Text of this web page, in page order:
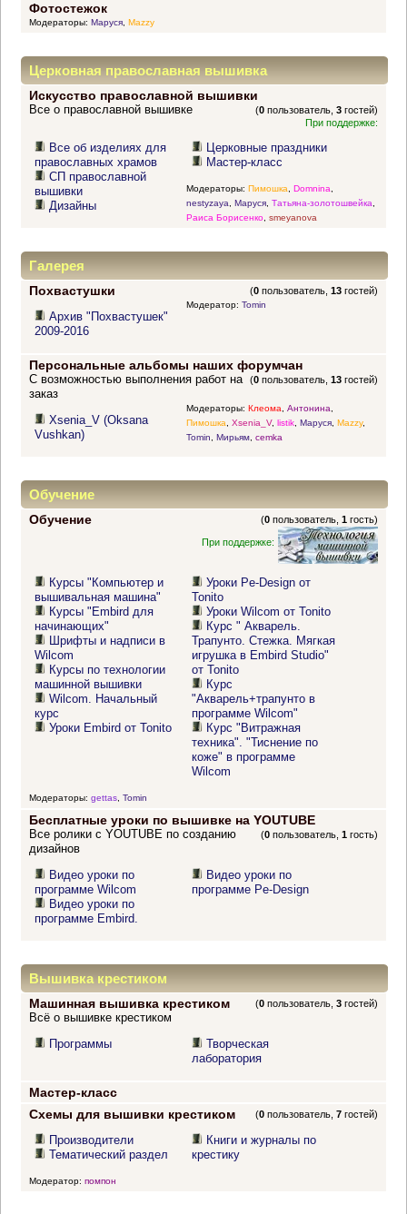
Фотостежок
Модераторы: Маруся, Mazzy
Церковная православная вышивка
Искусство православной вышивки
(0 пользователь,3 гостей)
Все о православной вышивке
При поддержке:
Все об изделиях для
православных храмов
СП православной
вышивки
Дизайны
Церковные праздники
Мастер-класс
Модераторы: Пимошка Domnina
nestyzaya
Маруся, Татьяна-золотошвейка
Раиса Борисенко, smeyanova
Галерея
Похвастушки (0 пользователь,13 гостей)
Архив "Похвастушек"
2009-2016
Модератор: Tomin
Персональные альбомы наших форумчан
(0 пользователь,13 гостей)
С возможностью выполнения работ на
заказ
Xsenia_V (Oksana
Vushkan)
Модераторы: Клеома, Антонина,
Пимошка, Xsenia_V, listik, Маруся, Mazzy,
Tomin, Мирьям, cemka
Обучение
Обучение (0 пользователь,1 гость)
При поддержке:
Курсы "Компьютер и
вышивальная машина"
Курсы "Embird для
начинающих"
Шрифты и надписи в
Wilcom
Курсы по технологии
машинной вышивки
Wilcom. Начальный
курс
Уроки Embird от Tonito
Уроки Pe-Design от
Tonito
Уроки Wilcom от Tonito
Курс " Акварель.
Трапунто. Стежка. Мягкая
игрушка в Embird Studio"
от Tonito
Курс
"Акварель+трапунто в
программе Wilcom"
Курс "Витражная
техника". "Тиснение по
коже" в программе
Wilcom
Модераторы: gettas, Tomin
Бесплатные уроки по вышивке на YOUTUBE
(0 пользователь,1 гость)
Все ролики с YOUTUBE по созданию
дизайнов
Видео уроки по
программе Wilcom
Видео уроки по
программе Embird.
Видео уроки по
программе Pe-Design
Вышивка крестиком
Машинная вышивка крестиком (0 пользователь,3 гостей)
Всё о вышивке крестиком
Программы
Творческая
лаборатория
Мастер-класс
Схемы для вышивки крестиком
(0 пользователь,7 гостей)
Производители
Тематический раздел
Книги и журналы по
крестику
Модератор: помпон